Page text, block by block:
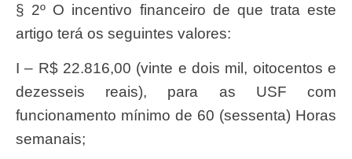
§ 2º O incentivo financeiro de que trata este
artigo terá os seguintes valores:
I – R$ 22.816,00 (vinte e dois mil, oitocentos e
dezesseis reais), para as USF com
funcionamento mínimo de 60 (sessenta) Horas
semanais;